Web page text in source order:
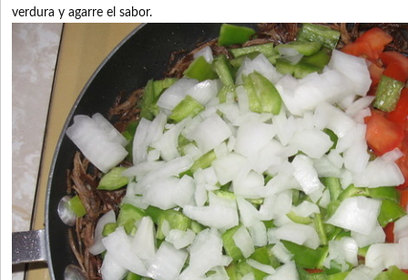
verdura y agarre el sabor.